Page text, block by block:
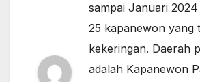
sampai Januari 2024
25 kapanewon yang
kekeringan. Daerah
adalah Kapanewon